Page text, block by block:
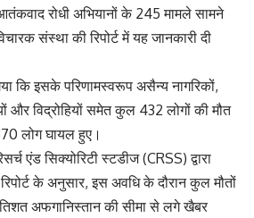
रोधी अभियानों के 245 मामले सामने
संस्था की रिपोर्ट में यह जानकारी दी
कि इसके परिणामस्वरूप असैन्य नागरिकों,
और विद्रोहियों समेत कुल 432 लोगों की मौत
लोग घायल हुए।
एंड सिक्योरिटी स्टडीज (CRSS) द्वारा
रिपोर्ट के अनुसार, इस अवधि के दौरान कुल मौतों
अफगानिस्तान की सीमा से लगे खैबर